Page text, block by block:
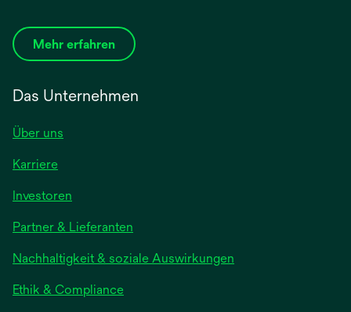
Mehr erfahren
Das Unternehmen
Über uns
Karriere
Investoren
einer
neuen
Registerkarte
geöffnet
Partner & Lieferanten
Nachhaltigkeit & soziale Auswirkungen
Ethik & Compliance